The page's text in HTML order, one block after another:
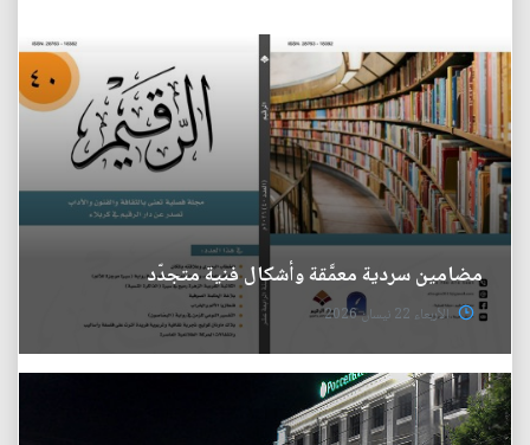
مضامين سردية معمَّقة وأشكال فنية متجدّد
الأربعاء 22 نيسان 2026